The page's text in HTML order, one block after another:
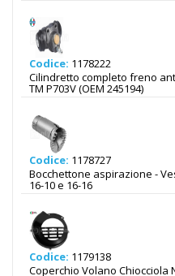
Codice: 1178222
Cilindretto completo freno
TM P703V (OEM 245194)
Codice: 1178727
Bocchettone aspirazione -
16-10 e 16-16
Codice: 1179138
Coperchio Volano Chiocciola